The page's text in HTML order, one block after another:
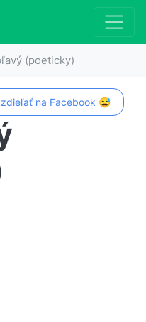
(poeticky)
na Facebook 😅